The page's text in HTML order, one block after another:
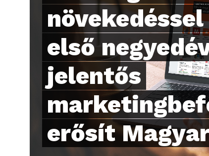
első
jelentős
erősít